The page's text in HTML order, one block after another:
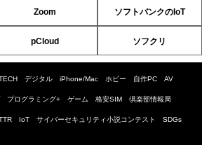
Zoom ソフトバンクのIoT
pCloud ソフクリ
デジタル iPhone/Mac ホビー 自作PC AV
プログラミング+ ゲーム 格安SIM 倶楽部情報局
IoT サイバーセキュリティ小説コンテスト SDGs